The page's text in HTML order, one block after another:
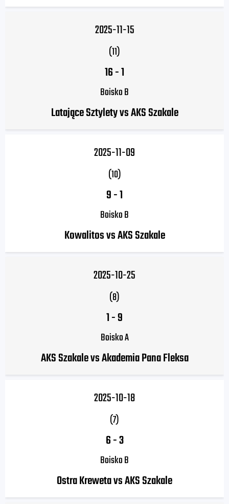
2025-11-15
(11)
16-1
Boisko B
Latające Sztylety vs AKS Szakale
2025-11-09
(10)
9-1
Boisko B
Kowalitos vs AKS Szakale
2025-10-25
(8)
1-9
Boisko A
AKS Szakale vs Akademia Pana Fleksa
2025-10-18
(7)
6-3
Boisko B
Ostra Kreweta vs AKS Szakale